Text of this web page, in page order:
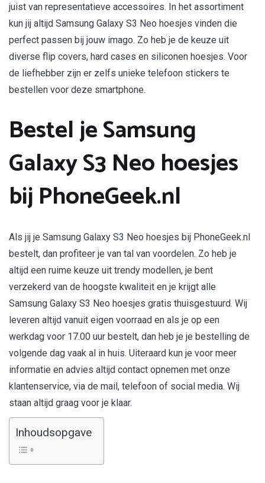
juist van representatieve accessoires. In het assortiment
kun jij altijd Samsung Galaxy S3 Neo hoesjes vinden die
perfect passen bij jouw imago. Zo heb je de keuze uit
diverse flip covers, hard cases en siliconen hoesjes. Voor
de liefhebber zijn er zelfs unieke telefoon stickers te
bestellen voor deze smartphone.
Bestel je Samsung
Galaxy S3 Neo hoesjes
bij PhoneGeek.nl
Als jij je Samsung Galaxy S3 Neo hoesjes bij PhoneGeek.nl
bestelt, dan profiteer je van tal van voordelen. Zo heb je
altijd een ruime keuze uit trendy modellen, je bent
verzekerd van de hoogste kwaliteit en je krijgt alle
Samsung Galaxy S3 Neo hoesjes gratis thuisgestuurd. Wij
leveren altijd vanuit eigen voorraad en als je op een
werkdag voor 17.00 uur bestelt, dan heb je je bestelling de
volgende dag vaak al in huis. Uiteraard kun je voor meer
informatie en advies altijd contact opnemen met onze
klantenservice, via de mail, telefoon of social media. Wij
staan altijd graag voor je klaar.
Inhoudsopgave